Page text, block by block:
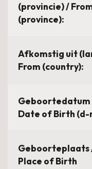
(provincie) /
(province):
Afkomstig uit
From (country):
Geboortedatum
Date of Birth (d-
Geboorteplaats
Place of Birth